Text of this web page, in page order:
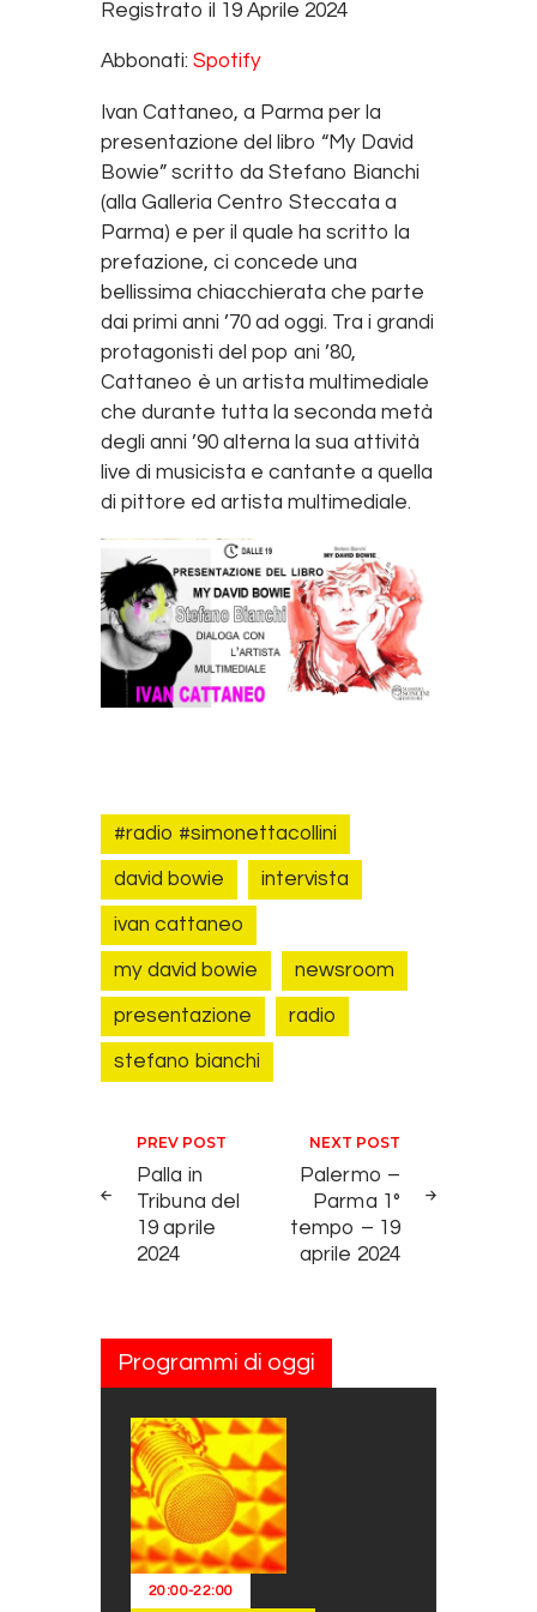
RSS FEED
Registrato il 19 Aprile 2024
Abbonati: Spotify
Ivan Cattaneo, a Parma per la
presentazione del libro “My David
Bowie” scritto da Stefano Bianchi
(alla Galleria Centro Steccata a
Parma) e per il quale ha scritto la
prefazione, ci concede una
bellissima chiacchierata che parte
dai primi anni ’70 ad oggi. Tra i grandi
protagonisti del pop ani ’80,
Cattaneo è un artista multimediale
che durante tutta la seconda metà
degli anni ’90 alterna la sua attività
live di musicista e cantante a quella
di pittore ed artista multimediale.
#radio #simonettacollini
david bowie intervista
ivan cattaneo
my david bowie newsroom
presentazione radio
stefano bianchi
Navigazione articoli
PREV POST
Palla in
Tribuna del
19 aprile
2024
NEXT POST
Palermo –
Parma 1°
tempo – 19
aprile 2024
Programmi di oggi
20:00-22:00